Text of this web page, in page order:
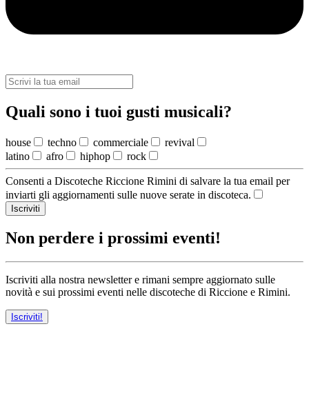
Quali sono i tuoi gusti musicali?
house techno commerciale
revival
latino
afro hiphop rock
Consenti a Discoteche Riccione Rimini di salvare la tua email per
inviarti gli aggiornamenti sulle nuove serate in discoteca.
Iscriviti
Non perdere i prossimi eventi!
Iscriviti alla nostra newsletter e rimani sempre aggiornato sulle
novità e sui prossimi eventi nelle discoteche di Riccione e Rimini.
Iscriviti!